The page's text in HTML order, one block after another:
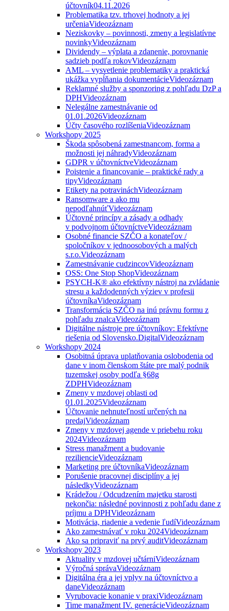
účtovník04.11.2026
Problematika tzv. trhovej hodnoty a jej
určeniaVideozáznam
Neziskovky – povinnosti, zmeny a legislatívne
novinkyVideozáznam
Dividendy – výplata a zdanenie, porovnanie
sadzieb podľa rokovVideozáznam
AML – vysvetlenie problematiky a praktická
ukážka vypĺňania dokumentácieVideozáznam
Reklamné služby a sponzoring z pohľadu DzP a
DPHVideozáznam
Nelegálne zamestnávanie od
01.01.2026Videozáznam
Účty časového rozlíšeniaVideozáznam
Workshopy 2025
Škoda spôsobená zamestnancom, forma a
možnosti jej náhradyVideozáznam
GDPR v účtovníctveVideozáznam
Poistenie a financovanie – praktické rady a
tipyVideozáznam
Etikety na potravináchVideozáznam
Ransomware a ako mu
nepodľahnúťVideozáznam
Účtovné princípy a zásady a odhady
v podvojnom účtovníctveVideozáznam
Osobné financie SZČO a konateľov /
spoločníkov v jednoosobových a malých
s.r.o.Videozáznam
Zamestnávanie cudzincovVideozáznam
OSS: One Stop ShopVideozáznam
PSYCH-K® ako efektívny nástroj na zvládanie
stresu a každodenných výziev v profesii
účtovníkaVideozáznam
Transformácia SZČO na inú právnu formu z
pohľadu znalcaVideozáznam
Digitálne nástroje pre účtovníkov: Efektívne
riešenia od Slovensko.DigitalVideozáznam
Workshopy 2024
Osobitná úprava uplatňovania oslobodenia od
dane v inom členskom štáte pre malý podnik
tuzemskej osoby podľa §68g
ZDPHVideozáznam
Zmeny v mzdovej oblasti od
01.01.2025Videozáznam
Účtovanie nehnuteľností určených na
predajVideozáznam
Zmeny v mzdovej agende v priebehu roku
2024Videozáznam
Stress manažment a budovanie
reziliencieVideozáznam
Marketing pre účtovníkaVideozáznam
Porušenie pracovnej disciplíny a jej
následkyVideozáznam
Krádežou / Odcudzením majetku starosti
nekončia: následné povinnosti z pohľadu dane z
príjmu a DPHVideozáznam
Motivácia, riadenie a vedenie ľudíVideozáznam
Ako zamestnávať v roku 2024Videozáznam
Ako sa pripraviť na prvý auditVideozáznam
Workshopy 2023
Aktuality v mzdovej učtárniVideozáznam
Výročná správaVideozáznam
Digitálna éra a jej vplyv na účtovníctvo a
daneVideozáznam
Vyrubovacie konanie v praxiVideozáznam
Time manažment IV. generácieVideozáznam